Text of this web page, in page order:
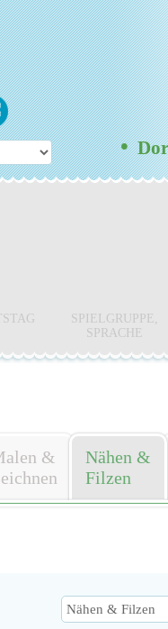
•
SPIELGRUPPE,
SPRACHE
&
Nähen &
Filzen